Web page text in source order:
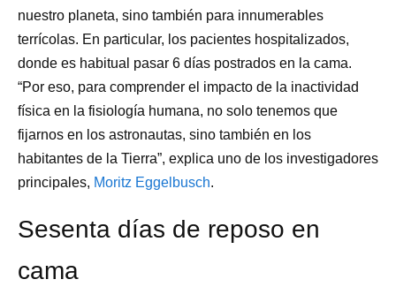
nuestro planeta, sino también para innumerables
terrícolas. En particular, los pacientes hospitalizados,
donde es habitual pasar 6 días postrados en la cama.
“Por eso, para comprender el impacto de la inactividad
física en la fisiología humana, no solo tenemos que
fijarnos en los astronautas, sino también en los
habitantes de la Tierra”, explica uno de los investigadores
principales, Moritz Eggelbusch.
Sesenta días de reposo en
cama